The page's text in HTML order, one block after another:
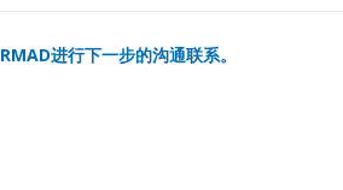
进行下一步的沟通联系。